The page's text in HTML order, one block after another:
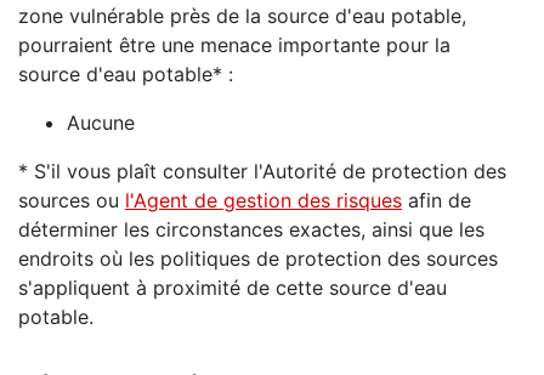
zone vulnérable près de la source d'eau potable,
pourraient être une menace importante pour la
source d'eau potable* :
Aucune
* S'il vous plaît consulter l'Autorité de protection des
sources ou l'Agent de gestion des risques afin de
déterminer les circonstances exactes, ainsi que les
endroits où les politiques de protection des sources
s'appliquent à proximité de cette source d'eau
potable.